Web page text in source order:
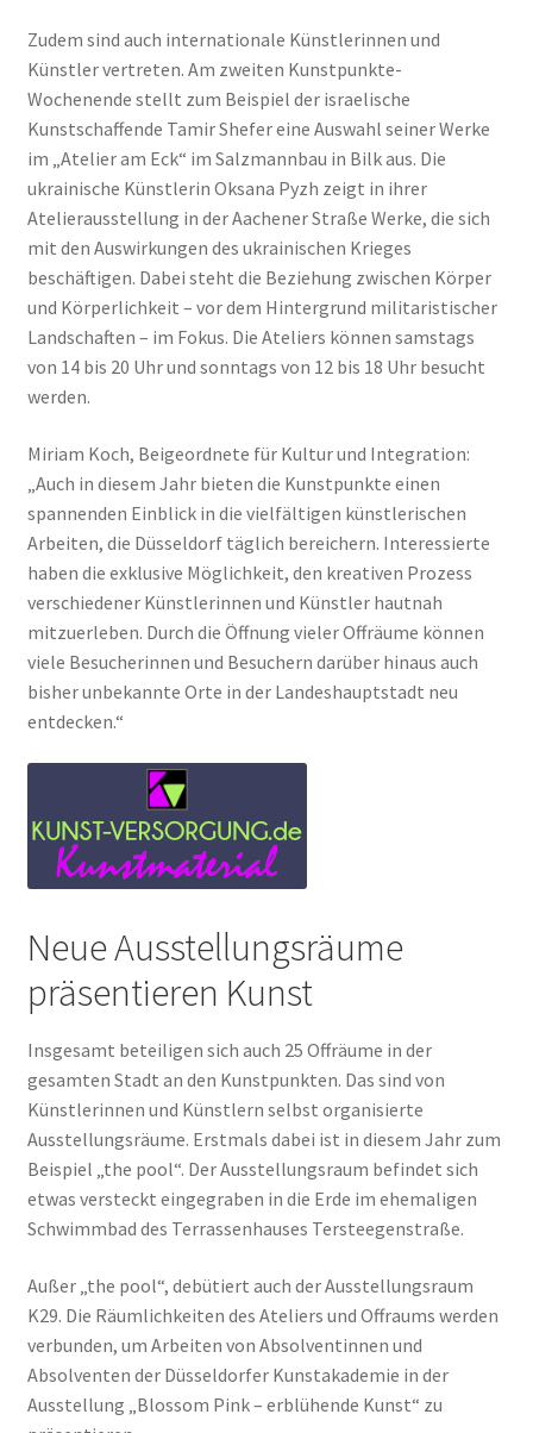
Zudem sind auch internationale Künstlerinnen und
Künstler vertreten. Am zweiten Kunstpunkte-
Wochenende stellt zum Beispiel der israelische
Kunstschaffende Tamir Shefer eine Auswahl seiner Werke
im „Atelier am Eck“ im Salzmannbau in Bilk aus. Die
ukrainische Künstlerin Oksana Pyzh zeigt in ihrer
Atelierausstellung in der Aachener Straße Werke, die sich
mit den Auswirkungen des ukrainischen Krieges
beschäftigen. Dabei steht die Beziehung zwischen Körper
und Körperlichkeit – vor dem Hintergrund militaristischer
Landschaften – im Fokus. Die Ateliers können samstags
von 14 bis 20 Uhr und sonntags von 12 bis 18 Uhr besucht
werden.
Miriam Koch, Beigeordnete für Kultur und Integration:
„Auch in diesem Jahr bieten die Kunstpunkte einen
spannenden Einblick in die vielfältigen künstlerischen
Arbeiten, die Düsseldorf täglich bereichern. Interessierte
haben die exklusive Möglichkeit, den kreativen Prozess
verschiedener Künstlerinnen und Künstler hautnah
mitzuerleben. Durch die Öffnung vieler Offräume können
viele Besucherinnen und Besuchern darüber hinaus auch
bisher unbekannte Orte in der Landeshauptstadt neu
entdecken.“
Neue Ausstellungsräume
präsentieren Kunst
Insgesamt beteiligen sich auch 25 Offräume in der
gesamten Stadt an den Kunstpunkten. Das sind von
Künstlerinnen und Künstlern selbst organisierte
Ausstellungsräume. Erstmals dabei ist in diesem Jahr zum
Beispiel „the pool“. Der Ausstellungsraum befindet sich
etwas versteckt eingegraben in die Erde im ehemaligen
Schwimmbad des Terrassenhauses Tersteegenstraße.
Außer „the pool“, debütiert auch der Ausstellungsraum
K29. Die Räumlichkeiten des Ateliers und Offraums werden
verbunden, um Arbeiten von Absolventinnen und
Absolventen der Düsseldorfer Kunstakademie in der
Ausstellung „Blossom Pink – erblühende Kunst“ zu